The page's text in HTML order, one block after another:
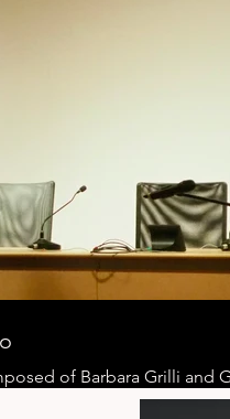
of Barbara Grilli and
Garofalo," which recounts